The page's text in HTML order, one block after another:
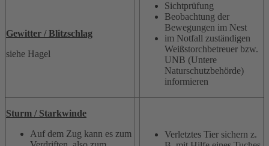
Gewitter / Blitzschlag
siehe Hagel
Sichtprüfung
Beobachtung der
Bewegungen im Nest
im Notfall zuständigen
Weißstorchbetreuer bzw.
UNB (Untere
Naturschutzbehörde)
informieren
Sturm / Starkwinde
Auf dem Zug kann es zum
Verletztes Tier sichern z.